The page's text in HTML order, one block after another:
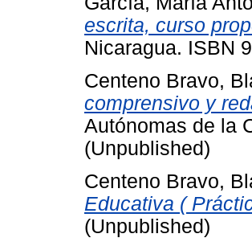
escrita, curso
Nicaragua. ISBN
Centeno Bravo,
comprensivo y
Autónomas de la
(Unpublished)
Centeno Bravo,
Educativa (
(Unpublished)